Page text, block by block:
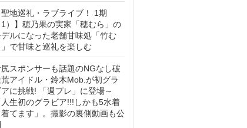
聖地巡礼・ラブライブ！ 1期
1）】穂乃果の実家「穂むら」の
デルになった老舗甘味処「竹む
」で甘味と巡礼を楽しむ
尻スポンサーも話題のNGなし破
荒アイドル・鈴木Mob.が初グラ
アに挑戦! 「週プレ」に登場～
人生初のグラビア!!!しかも5水着
着てます」。撮影の裏側動画も公